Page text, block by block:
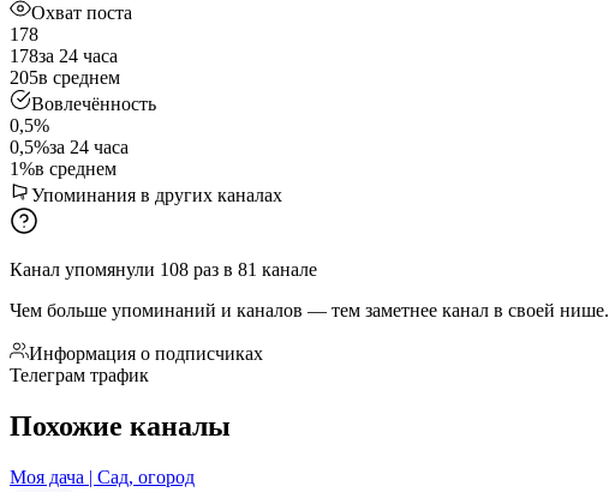
Охват поста
178
178за 24 часа
205в среднем
Вовлечённость
0,5%
0,5%за 24 часа
1%в среднем
Упоминания в других каналах
Канал упомянули 108 раз в 81 канале
Чем больше упоминаний и каналов — тем заметнее канал в своей нише.
Информация о подписчиках
Телеграм трафик
Похожие каналы
Моя дача | Сад, огород